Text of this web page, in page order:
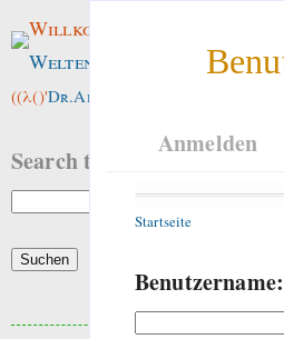
Anmelden
Startseite
Benutzername:
Willkommen im
Weltenwald
((λ()'Dr.ArneBab
Search this site: